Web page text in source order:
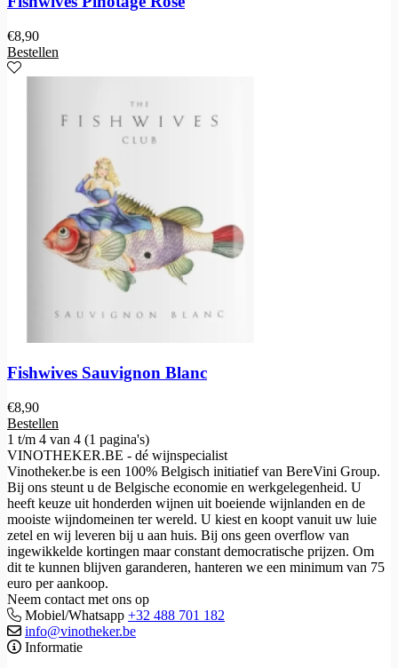
€8,90
Bestellen
Fishwives Sauvignon Blanc
€8,90
Bestellen
1 t/m 4 van 4 (1 pagina's)
VINOTHEKER.BE - dé wijnspecialist
Vinotheker.be is een 100% Belgisch initiatief van BereVini Group.
Bij ons steunt u de Belgische economie en werkgelegenheid. U
heeft keuze uit honderden wijnen uit boeiende wijnlanden en de
mooiste wijndomeinen ter wereld. U kiest en koopt vanuit uw luie
zetel en wij leveren bij u aan huis. Bij ons geen overflow van
ingewikkelde kortingen maar constant democratische prijzen. Om
dit te kunnen blijven garanderen, hanteren we een minimum van 75
euro per aankoop.
Neem contact met ons op
Mobiel/Whatsapp +32 488 701 182
info@vinotheker.be
Informatie